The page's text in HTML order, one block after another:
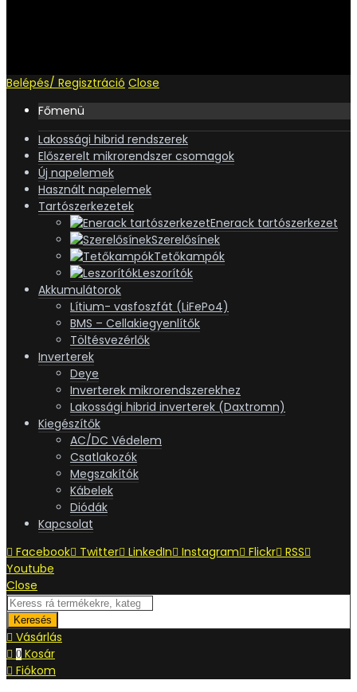
Belépés/ Regisztráció Close
Főmenü
Lakossági hibrid rendszerek
Előszerelt mikrorendszer csomagok
Új napelemek
Használt napelemek
Tartószerkezetek
Enerack tartószerkezet
Szerelősínek
Tetőkampók
Leszorítók
Akkumulátorok
Lítium- vasfoszfát (LiFePo4)
BMS – Cellakiegyenlítők
Töltésvezérlők
Inverterek
Deye
Inverterek mikrorendszerekhez
Lakossági hibrid inverterek (Daxtromn)
Kiegészítők
AC/DC Védelem
Csatlakozók
Megszakítók
Kábelek
Diódák
Kapcsolat
Facebook
Twitter LinkedIn Instagram Flickr RSS
Youtube
Close
Keresés
Vásárlás
0 Kosár
Fiókom